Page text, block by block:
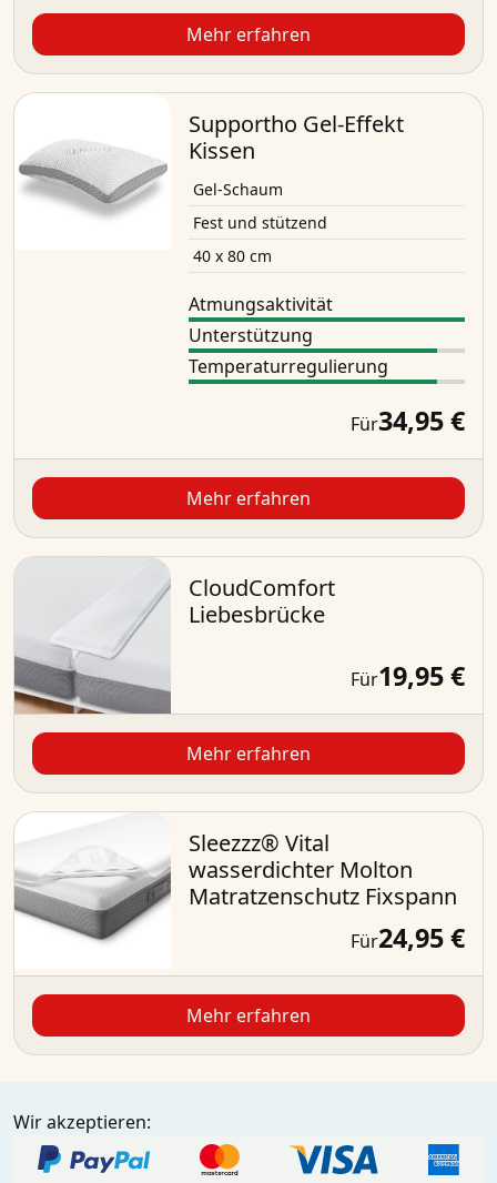
Mehr erfahren
Supportho Gel-Effekt
Kissen
Gel-Schaum
Fest und stützend
40 x 80 cm
Atmungsaktivität
Unterstützung
Temperaturregulierung
Für34,95 €
Mehr erfahren
CloudComfort
Liebesbrücke
Für19,95 €
Mehr erfahren
Sleezzz® Vital
wasserdichter Molton
Matratzenschutz Fixspann
Für24,95 €
Mehr erfahren
Wir akzeptieren: